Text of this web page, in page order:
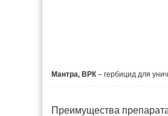
Мантра, ВРК – гербицид для
Преимущества